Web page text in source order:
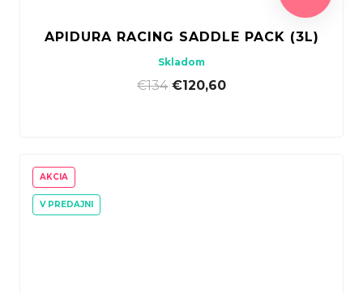
APIDURA RACING SADDLE PACK (3L)
Skladom
€134 €120,60
AKCIA
V PREDAJNI